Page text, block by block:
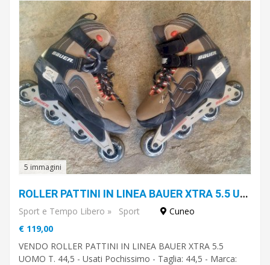
5 immagini
ROLLER PATTINI IN LINEA BAUER XTRA 5.5 UOMO T. 44,5
Sport e Tempo Libero » Sport
Cuneo
€ 119,00
VENDO ROLLER PATTINI IN LINEA BAUER XTRA 5.5
UOMO T. 44,5 - Usati Pochissimo - Taglia: 44,5 - Marca: